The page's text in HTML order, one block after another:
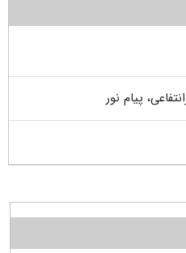
پیام نور